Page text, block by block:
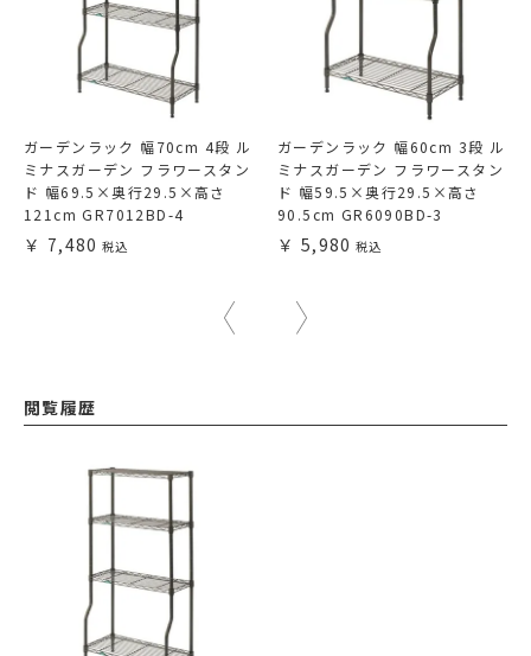
ガーデンラック 幅70cm 4段 ル
ミナスガーデン フラワースタン
ド 幅69.5×奥行29.5×高さ
121cm GR7012BD-4
7,480
ガーデンラック 幅60cm 3段 ル
ミナスガーデン フラワースタン
ド 幅59.5×奥行29.5×高さ
90.5cm GR6090BD-3
5,980
閲覧履歴